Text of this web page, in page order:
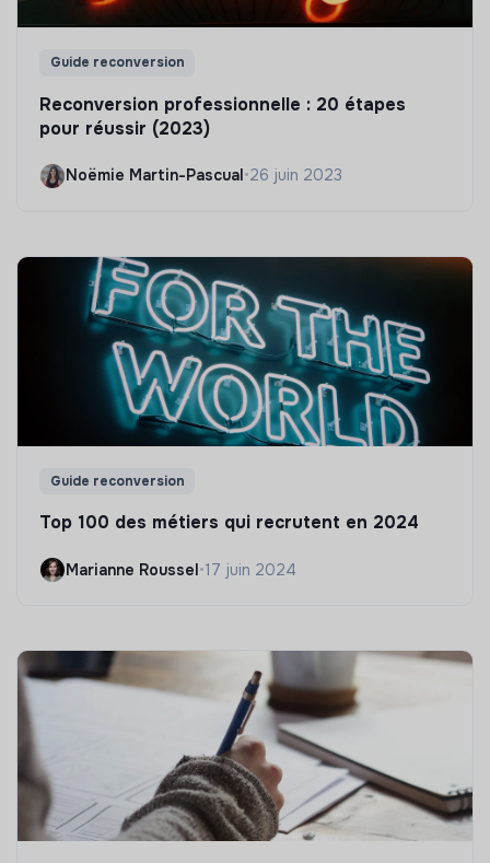
Guide reconversion
Reconversion professionnelle : 20 étapes
pour réussir (2023)
Noëmie Martin-Pascual•26 juin 2023
Guide reconversion
Top 100 des métiers qui recrutent en 2024
Marianne Roussel•17 juin 2024